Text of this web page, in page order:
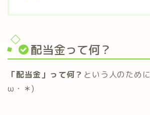
配当金って何？
「配当金」って何？ という人のために
ω・＊)